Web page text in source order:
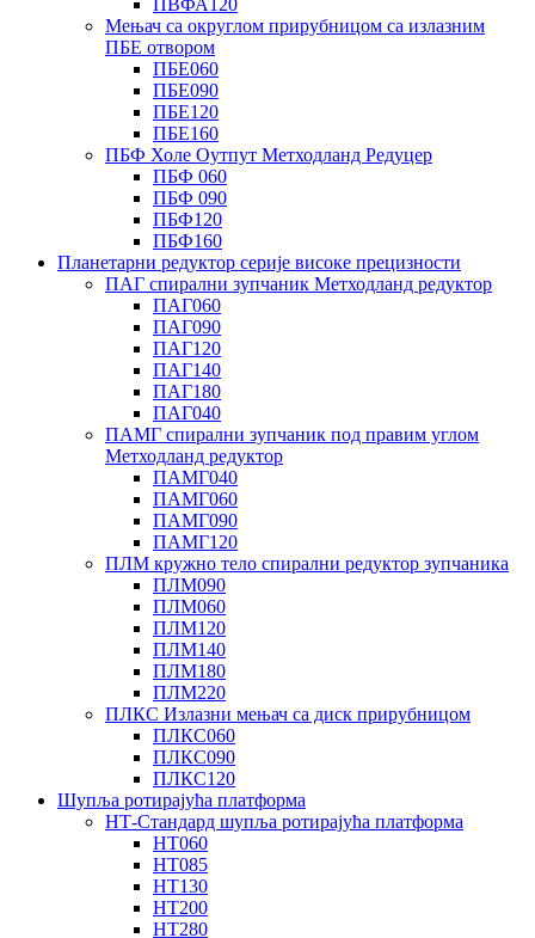
Мењач са округлом прирубницом са излазним
ПБЕ отвором
ПБЕ060
ПБЕ090
ПБЕ120
ПБЕ160
ПБФ Холе Оутпут Метходланд Редуцер
ПБФ 060
ПБФ 090
ПБФ120
ПБФ160
Планетарни редуктор серије високе прецизности
ПАГ спирални зупчаник Метходланд редуктор
ПАГ060
ПАГ090
ПАГ120
ПАГ140
ПАГ180
ПАГ040
ПАМГ спирални зупчаник под правим углом
Метходланд редуктор
ПАМГ040
ПАМГ060
ПАМГ090
ПАМГ120
ПЛМ кружно тело спирални редуктор зупчаника
ПЛМ090
ПЛМ060
ПЛМ120
ПЛМ140
ПЛМ180
ПЛМ220
ПЛКС Излазни мењач са диск прирубницом
ПЛКС060
ПЛКС090
ПЛКС120
Шупља ротирајућа платформа
НТ-Стандард шупља ротирајућа платформа
НТ060
НТ085
НТ130
НТ200
НТ280